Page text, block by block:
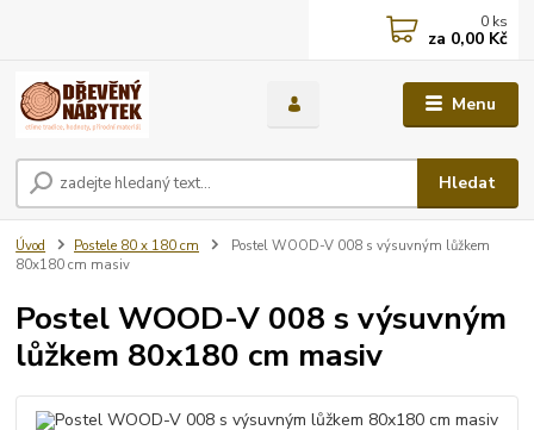
Menu
Hledat
0 ks
za 0,00 Kč
Úvod Postele 80 x 180 cm
Postel WOOD-V 008 s výsuvným lůžkem
80x180 cm masiv
Postel WOOD-V 008 s výsuvným
lůžkem 80x180 cm masiv